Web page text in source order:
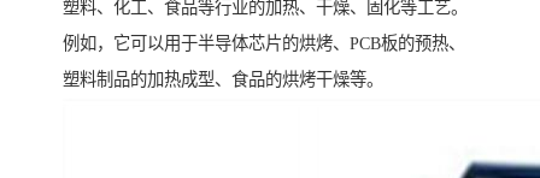
塑料、化工、食品等行业的加热、干燥、固化等工艺。
例如，它可以用于半导体芯片的烘烤、PCB板的预热、
塑料制品的加热成型、食品的烘烤干燥等。